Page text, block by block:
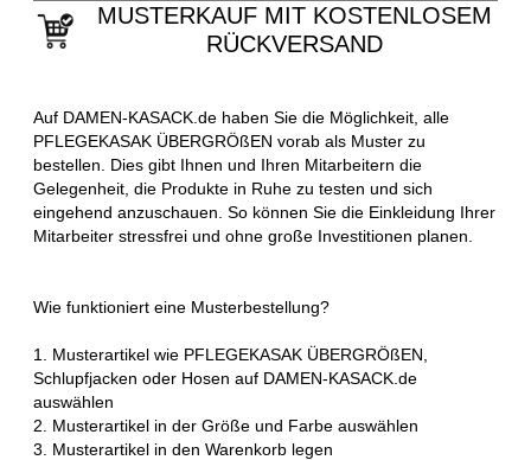
MUSTERKAUF MIT KOSTENLOSEM
RÜCKVERSAND
Auf DAMEN-KASACK.de haben Sie die Möglichkeit, alle
PFLEGEKASAK ÜBERGRÖßEN vorab als Muster zu
bestellen. Dies gibt Ihnen und Ihren Mitarbeitern die
Gelegenheit, die Produkte in Ruhe zu testen und sich
eingehend anzuschauen. So können Sie die Einkleidung Ihrer
Mitarbeiter stressfrei und ohne große Investitionen planen.
Wie funktioniert eine Musterbestellung?
1. Musterartikel wie PFLEGEKASAK ÜBERGRÖßEN,
Schlupfjacken oder Hosen auf DAMEN-KASACK.de
auswählen
2. Musterartikel in der Größe und Farbe auswählen
3. Musterartikel in den Warenkorb legen